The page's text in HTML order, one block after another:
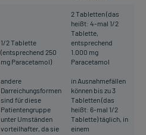
1/2 Tablette
(entsprechend 250
mg Paracetamol)
andere
Darreichungsformen
sind für diese
Patientengruppe
unter Umständen
vorteilhafter, da sie
2 Tabletten (das
heißt: 4-mal 1/2
Tablette,
entsprechend
1.000 mg
Paracetamol
in Ausnahmefällen
können bis zu 3
Tabletten (das
heißt: 6-mal 1/2
Tablette) täglich, in
einem